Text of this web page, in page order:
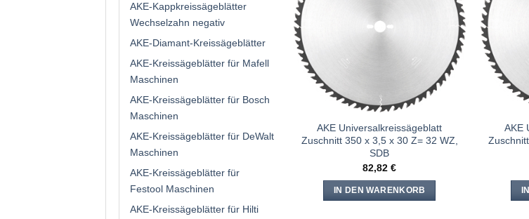
AKE-Kappkreissägeblätter
Wechselzahn negativ
AKE-Diamant-Kreissägeblätter
AKE-Kreissägeblätter für Mafell
Maschinen
AKE-Kreissägeblätter für Bosch
Maschinen
AKE-Kreissägeblätter für DeWalt
Maschinen
AKE-Kreissägeblätter für
Festool Maschinen
AKE-Kreissägeblätter für Hilti
AKE Universalkreissägeblatt
Zuschnitt 350 x 3,5 x 30 Z= 32 WZ,
SDB
82,82€
IN DEN WARENKORB
AKE